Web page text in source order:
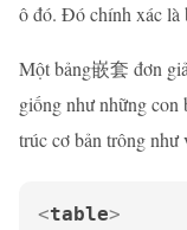
ô đó. Đó chính xác là
Một bảng嵌套 đơn
giống như những
trúc cơ bản trông như
<table>